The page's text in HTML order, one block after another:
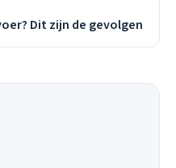
Dit zijn de gevolgen